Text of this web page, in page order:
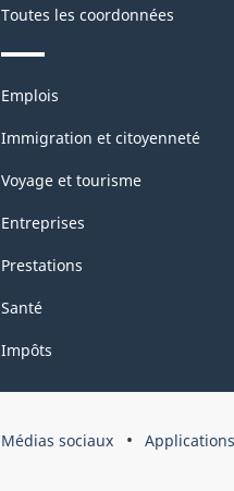
Toutes les coordonnées
Thèmes
sujets
Emplois
Immigration et citoyenneté
Voyage et tourisme
Entreprises
Prestations
Santé
Impôts
Organisation
Médias sociaux